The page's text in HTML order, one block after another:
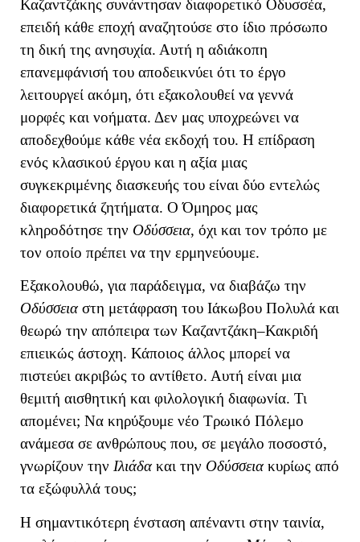
Καζαντζάκης συνάντησαν διαφορετικό Οδυσσέα,
επειδή κάθε εποχή αναζητούσε στο ίδιο πρόσωπο
τη δική της ανησυχία. Αυτή η αδιάκοπη
επανεμφάνισή του αποδεικνύει ότι το έργο
λειτουργεί ακόμη, ότι εξακολουθεί να γεννά
μορφές και νοήματα. Δεν μας υποχρεώνει να
αποδεχθούμε κάθε νέα εκδοχή του. Η επίδραση
ενός κλασικού έργου και η αξία μιας
συγκεκριμένης διασκευής του είναι δύο εντελώς
διαφορετικά ζητήματα. Ο Όμηρος μας
κληροδότησε την Οδύσσεια, όχι και τον τρόπο με
τον οποίο πρέπει να την ερμηνεύουμε.
Εξακολουθώ, για παράδειγμα, να διαβάζω την
Οδύσσειαστη μετάφραση του Ιάκωβου Πολυλά και
θεωρώ την απόπειρα των Καζαντζάκη–Κακριδή
επιεικώς άστοχη. Κάποιος άλλος μπορεί να
πιστεύει ακριβώς το αντίθετο. Αυτή είναι μια
θεμιτή αισθητική και φιλολογική διαφωνία. Τι
απομένει; Να κηρύξουμε νέο Τρωικό Πόλεμο
ανάμεσα σε ανθρώπους που, σε μεγάλο ποσοστό,
γνωρίζουν την Ιλιάδακαι την Οδύσσειακυρίως από
τα εξώφυλλά τους;
Η σημαντικότερη ένσταση απέναντι στην ταινία,